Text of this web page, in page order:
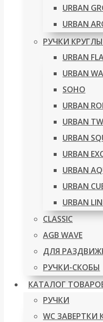
URBAN
URBAN
РУЧКИ
URBAN
URBAN
SOHO
URBAN
URBAN
URBAN
URBAN
URBAN
URBAN
URBAN
CLASSIC
AGB WAVE
ДЛЯ
РУЧКИ-СКОБЫ
КАТАЛОГ
РУЧКИ
WC